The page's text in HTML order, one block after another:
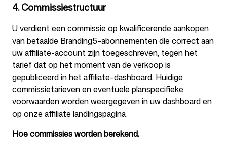
4. Commissiestructuur
U verdient een commissie op kwalificerende aankopen
van betaalde Branding5-abonnementen die correct aan
uw affiliate-account zijn toegeschreven, tegen het
tarief dat op het moment van de verkoop is
gepubliceerd in het affiliate-dashboard. Huidige
commissietarieven en eventuele planspecifieke
voorwaarden worden weergegeven in uw dashboard en
op onze affiliate landingspagina.
Hoe commissies worden berekend.